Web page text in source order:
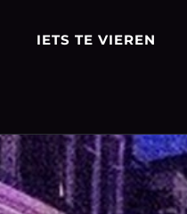
IETS TE VIEREN